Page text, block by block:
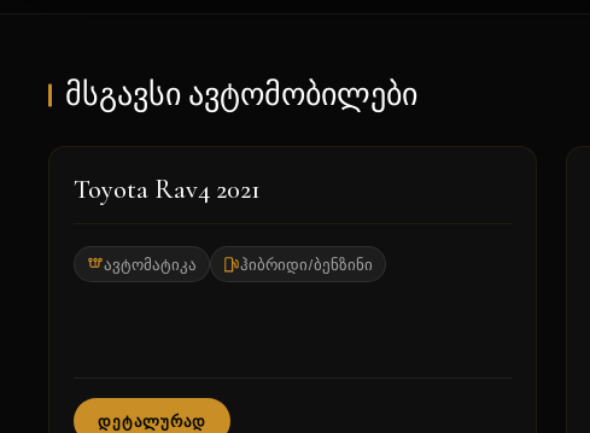
მსგავსი ავტომობილები
Toyota Rav4 2021
ავტომატიკა ჰიბრიდი/ბენზინი
ᲓᲔᲢᲐᲚᲣᲠᲐᲓ